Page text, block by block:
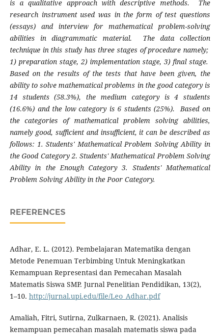
is a qualitative approach with descriptive methods. The
research instrument used was in the form of test questions
(essays) and interview for mathematical problem-solving
abilities in diagrammatic material. The data collection
technique in this study has three stages of procedure namely;
1) preparation stage, 2) implementation stage, 3) final stage.
Based on the results of the tests that have been given, the
ability to solve mathematical problems in the good category is
14 students (58.3%), the medium category is 4 students
(16.6%) and the low category is 6 students (25%). Based on
the categories of mathematical problem solving abilities,
namely good, sufficient and insufficient, it can be described as
follows: 1. Students' Mathematical Problem Solving Ability in
the Good Category 2. Students' Mathematical Problem Solving
Ability in the Enough Category 3. Students' Mathematical
Problem Solving Ability in the Poor Category.
REFERENCES
Adhar, E. L. (2012). Pembelajaran Matematika dengan
Metode Penemuan Terbimbing Untuk Meningkatkan
Kemampuan Representasi dan Pemecahan Masalah
Matematis Siswa SMP. Jurnal Penelitian Pendidikan, 13(2),
1–10. http://jurnal.upi.edu/file/Leo_Adhar.pdf
Amaliah, Fitri, Sutirna, Zulkarnaen, R. (2021). Analisis
kemampuan pemecahan masalah matematis siswa pada